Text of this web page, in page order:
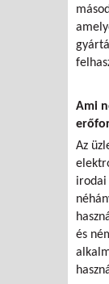
Ami
Az
irodai
és